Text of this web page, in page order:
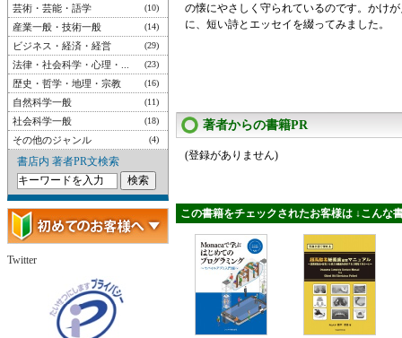
芸術・芸能・語学 (10)
産業一般・技術一般 (14)
ビジネス・経済・経営 (29)
法律・社会科学・心理・... (23)
歴史・哲学・地理・宗教 (16)
自然科学一般 (11)
社会科学一般 (18)
その他のジャンル (4)
書店内 著者PR文検索
Twitter
の懐にやさしく守られているのです。かけ
に、短い詩とエッセイを綴ってみました。
著者からの書籍PR
(登録がありません)
この書籍をチェックされたお客様は ↓こんな